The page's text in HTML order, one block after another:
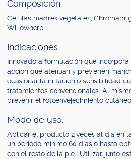
Composición.
Células madres vegetales,
Willowherb.
Indicaciones.
Innovadora formulación que
acción que atenúan y previenen
ocasionar la irritación o sensibilidad
tratamientos convencionales. Al
prevenir el fotoenvejecimiento cutáneo.
Modo de uso.
Aplicar el producto 2 veces al día en
un período mínimo 60 días o hasta
con el resto de la piel. Utilizar junto